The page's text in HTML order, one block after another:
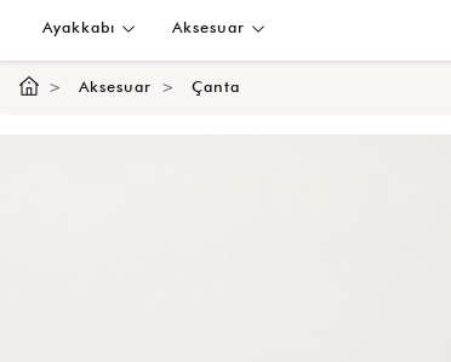
Ayakkabı Aksesuar
Aksesuar Çanta